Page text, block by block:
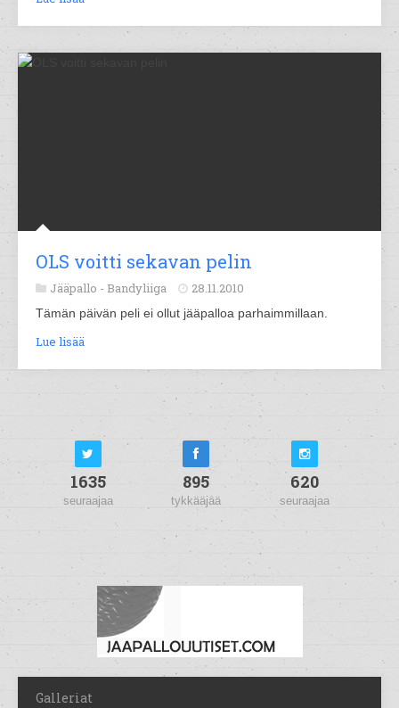
OLS voitti sekavan pelin
Jääpallo - Bandyliiga 28.11.2010
Tämän päivän peli ei ollut jääpalloa parhaimmillaan.
Lue lisää
1635
seuraajaa
895
tykkääjää
620
seuraajaa
Galleriat